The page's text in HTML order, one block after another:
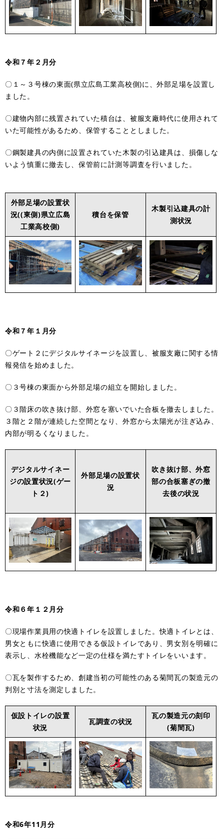
令和７年２月分
〇１～３号棟の東面(県立広島工業高校側)に、外部足場を設置し
ました。
〇建物内部に残置されていた積台は、被服支廠時代に使用されて
いた可能性があるため、保管することとしました。
〇鋼製建具の内側に設置されていた木製の引込建具は、損傷しな
いよう慎重に撤去し、保管前に計測等調査を行いました。
外部足場の設置状
況((東側)県立広島
工業高校側)
積台を保管
木製引込建具の計
測状況
令和７年１月分
〇ゲート２にデジタルサイネージを設置し、被服支廠に関する情
報発信を始めました。
〇３号棟の東面から外部足場の組立を開始しました。
〇３階床の吹き抜け部、外窓を塞いでいた合板を撤去しました。
３階と２階が連続した空間となり、外窓から太陽光が注ぎ込み、
内部が明るくなりました。
デジタルサイネー
ジの設置状況(ゲー
ト２)
外部足場の設置状
況
吹き抜け部、外窓
部の合板塞ぎの撤
去後の状況
令和６年１２月分
〇現場作業員用の快適トイレを設置しました。快適トイレとは、
男女ともに快適に使用できる仮設トイレであり、男女別を明確に
表示し、水栓機能など一定の仕様を満たすトイレをいいます。
〇瓦を製作するため、創建当初の可能性のある菊間瓦の製造元の
判別と寸法を測定しました。
仮設トイレの設置
状況
瓦調査の状況
瓦の製造元の刻印
(菊間瓦)
令和6年11月分